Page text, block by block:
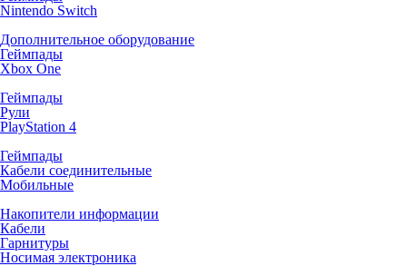
Nintendo Switch
Дополнительное оборудование
Геймпады
Xbox One
Геймпады
Рули
PlayStation 4
Геймпады
Кабели соединительные
Мобильные
Накопители информации
Кабели
Гарнитуры
Носимая электроника